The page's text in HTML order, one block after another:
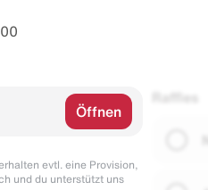
Öffnen
evtl. eine Provision,
und du unterstützt uns
Raffles